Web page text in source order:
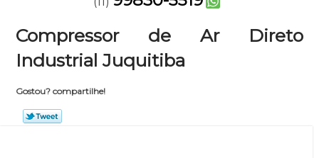
Compressor de Ar Direto
Industrial Juquitiba
Gostou? compartilhe!